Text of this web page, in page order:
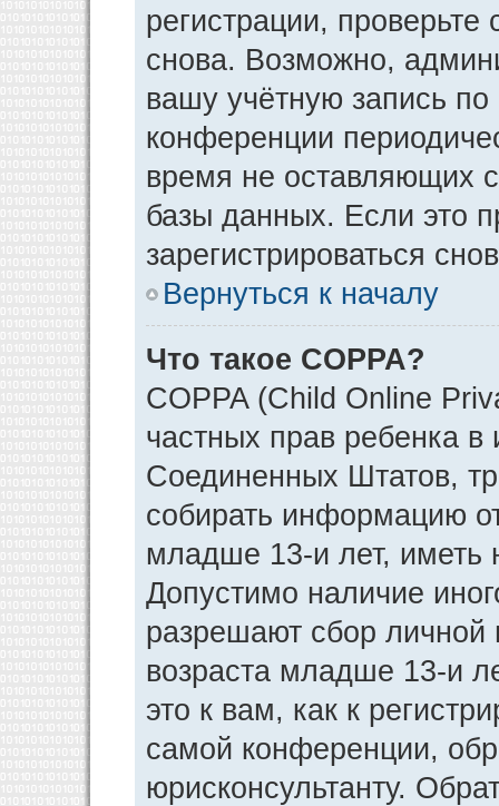
регистрации,
снова. Возможно,
вашу учётную запись
конференции
время не оставляющих
базы данных. Если это
зарегистрироваться
Вернуться к началу
Что такое COPPA?
COPPA (Child Online
частных прав ребенка в
Соединенных Штатов,
собирать информацию
младше 13-и лет, иметь
Допустимо наличие
разрешают сбор
возраста младше 13-и
это к вам, как к
самой конференции,
юрисконсультанту.